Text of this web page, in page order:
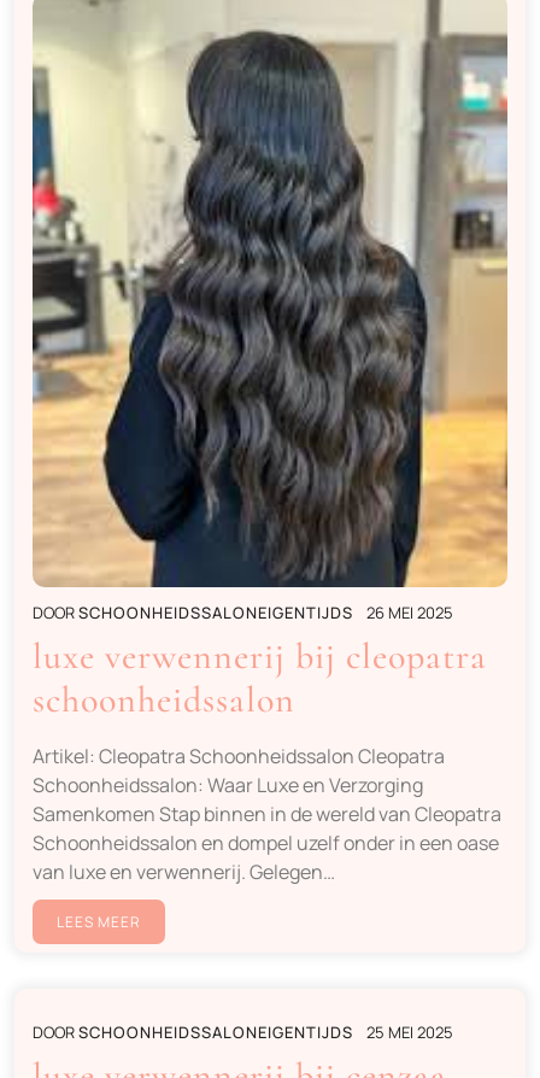
DOORSCHOONHEIDSSALONEIGENTIJDS 26 MEI 2025
luxe verwennerij bij cleopatra
schoonheidssalon
Artikel: Cleopatra Schoonheidssalon Cleopatra
Schoonheidssalon: Waar Luxe en Verzorging
Samenkomen Stap binnen in de wereld van Cleopatra
Schoonheidssalon en dompel uzelf onder in een oase
van luxe en verwennerij. Gelegen…
LEES MEER
DOORSCHOONHEIDSSALONEIGENTIJDS 25 MEI 2025